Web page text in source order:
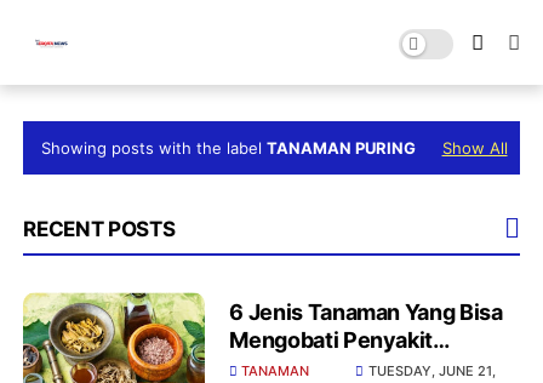
Showing posts with the labelTANAMAN PURING Show All
RECENT POSTS
6 Jenis Tanaman Yang Bisa
Mengobati Penyakit
Kangker
TANAMAN
TUESDAY, JUNE 21,